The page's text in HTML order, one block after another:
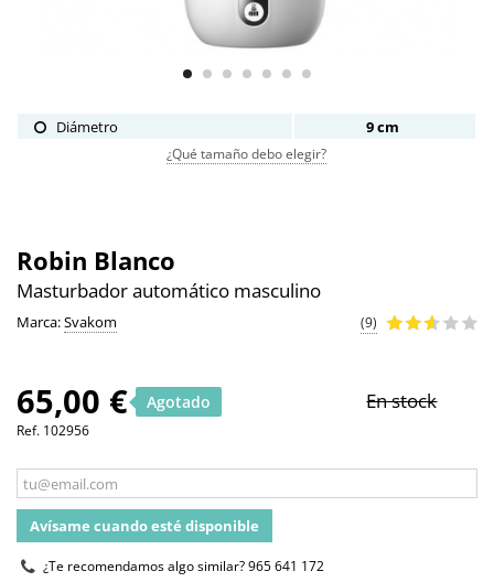
Diámetro 9 cm
¿Qué tamaño debo elegir?
Robin Blanco
Masturbador automático masculino
Marca:Svakom (9)
65,00 € Agotado En stock
Ref. 102956
Avísame cuando esté disponible
¿Te recomendamos algo similar?965 641 172